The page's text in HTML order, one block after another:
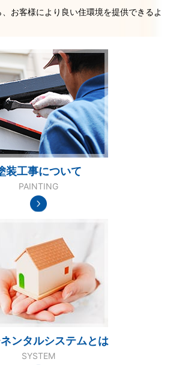
お客様により良い住環境を提供できるよ
装工事について
PAINTING
ンタルシステムとは
SYSTEM